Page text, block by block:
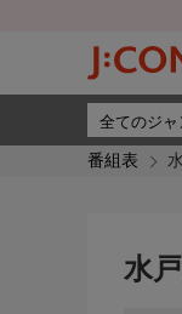
番組表
水